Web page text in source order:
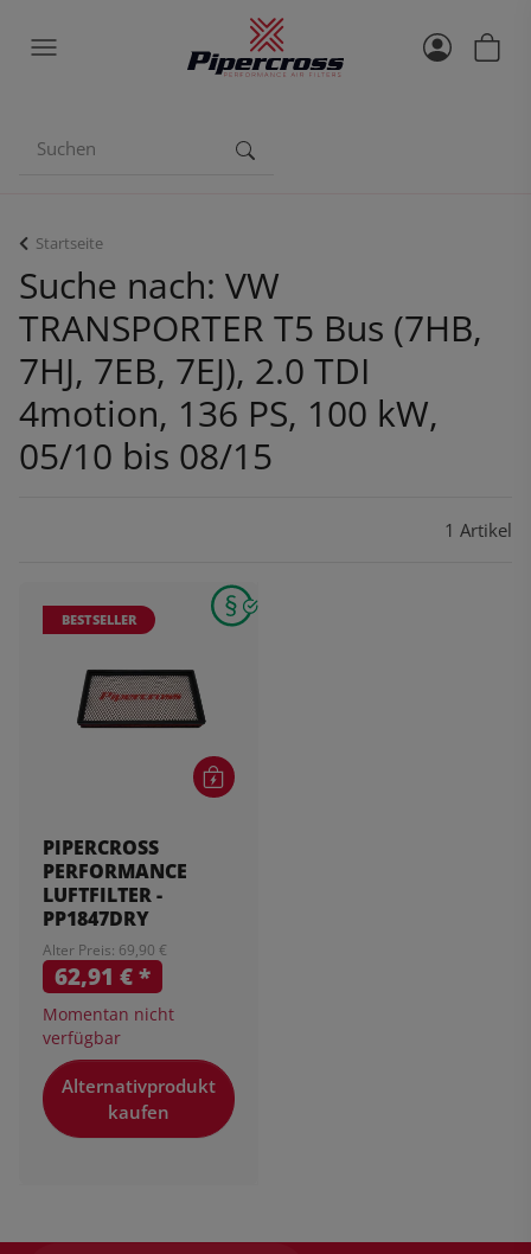
Startseite
Suche nach: VW
TRANSPORTER T5 Bus (7HB,
7HJ, 7EB, 7EJ), 2.0 TDI
4motion, 136 PS, 100 kW,
05/10 bis 08/15
1 Artikel
BESTSELLER
PIPERCROSS
PERFORMANCE
LUFTFILTER -
PP1847DRY
Alter Preis: 69,90 €
62,91 €*
Momentan nicht
verfügbar
Alternativprodukt
kaufen